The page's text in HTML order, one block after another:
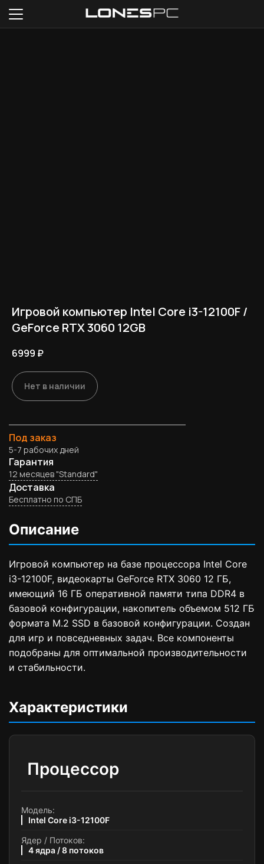
Игровой компьютер Intel Core i3-12100F /
GeForce RTX 3060 12GB
6999 ₽
Нет в наличии
Под заказ
5-7 рабочих дней
Гарантия
12 месяцев "Standard"
Доставка
Бесплатно по СПБ
Описание
Игровой компьютер на базе процессора Intel Core
i3-12100F, видеокарты GeForce RTX 3060 12 ГБ,
имеющий 16 ГБ оперативной памяти типа DDR4 в
базовой конфигурации, накопитель объемом 512 ГБ
формата M.2 SSD в базовой конфигурации. Создан
для игр и повседневных задач. Все компоненты
подобраны для оптимальной производительности
и стабильности.
Характеристики
Процессор
Модель:
Intel Core i3-12100F
Ядер / Потоков:
4 ядра / 8 потоков